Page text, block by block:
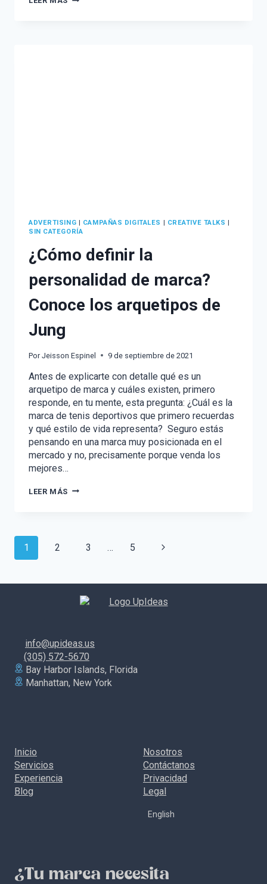
ADVERTISING | CAMPAÑAS DIGITALES | CREATIVE TALKS |
SIN CATEGORÍA
¿Cómo definir la
personalidad de marca?
Conoce los arquetipos de
Jung
Por Jeisson Espinel 9 de septiembre de 2021
Antes de explicarte con detalle qué es un
arquetipo de marca y cuáles existen, primero
responde, en tu mente, esta pregunta: ¿Cuál es la
marca de tenis deportivos que primero recuerdas
y qué estilo de vida representa? Seguro estás
pensando en una marca muy posicionada en el
mercado y no, precisamente porque venda los
mejores…
LEER MÁS ¿CÓMO
CONOCE
Navegación
1 2 3 … 5
Siguiente
info@upideas.us
(305) 572-5670
Bay Harbor Islands, Florida
Manhattan, New York
Inicio
Servicios
Experiencia
Blog
Nosotros
Contáctanos
Privacidad
Legal
English
¿Tu marca necesita